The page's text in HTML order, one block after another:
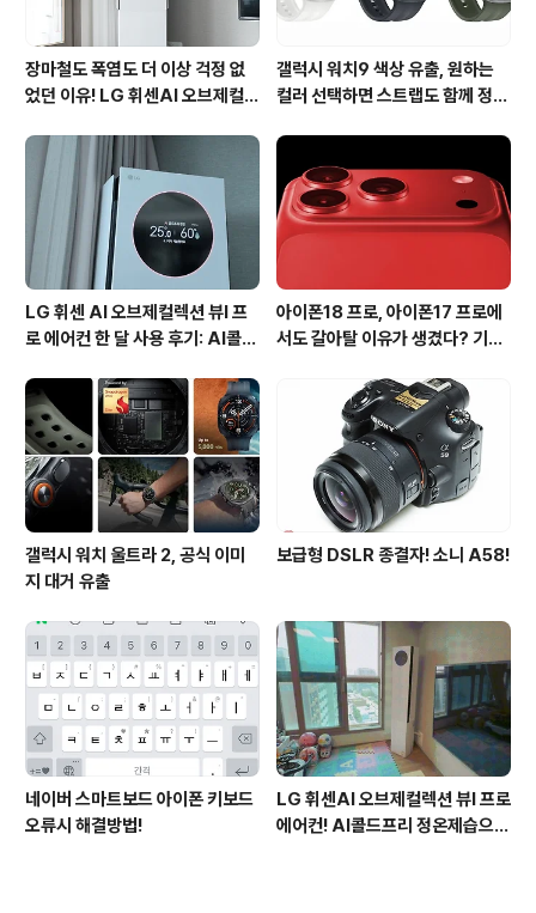
장마철도 폭염도 더 이상 걱정 없
었던 이유! LG 휘센AI 오브제컬렉
사용 후기
갤럭시 워치9 색상 유출, 원하는
컬러 선택하면 스트랩도 함께 정해
LG 휘센 AI 오브제컬렉션 뷰I 프
로 에어컨 한 달 사용 후기: AI콜드
아이폰18 프로, 아이폰17 프로에
서도 갈아탈 이유가 생겼다? 기대
갤럭시 워치 울트라 2, 공식 이미
지 대거 유출
보급형 DSLR 종결자! 소니 A58!
네이버 스마트보드 아이폰 키보드
오류시 해결방법!
LG 휘센AI 오브제컬렉션 뷰I 프로
에어컨! AI콜드프리 정온제습으로